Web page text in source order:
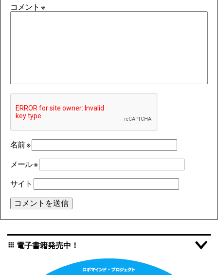
コメント ※
名前※
メール※
サイト
apps 電子書籍発売中！